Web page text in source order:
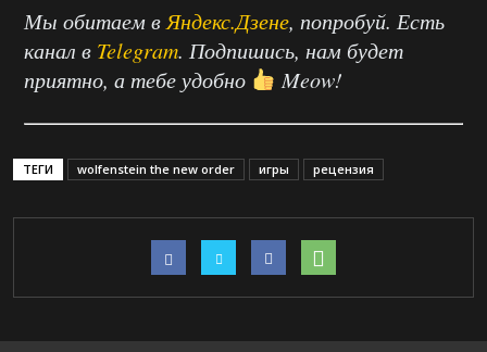
Мы обитаем вЯндекс.Дзене, попробуй. Есть
канал в Telegram. Подпишись, нам будет
приятно, а тебе удобно
Meow!
ТЕГИ wolfenstein the new order игры рецензия